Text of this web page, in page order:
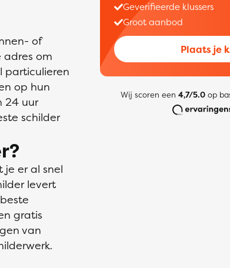
of
adres om
particulieren
op hun
24 uur
schilder
je er al snel
levert
gratis
van
Geverifieerde klussers
Groot aanbod
Plaats je
Wij scoren een 4,7/5.0op